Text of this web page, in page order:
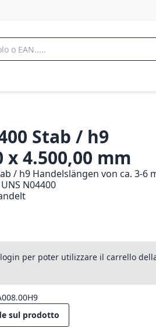
Stab / h9
x 4.500,00 mm
/ h9 Handelslängen von ca. 3-6
N04400
per poter utilizzare il carrello
sul prodotto